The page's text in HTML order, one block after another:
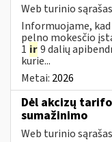
Web turinio sąrašas
Informuojame,
pelno mokesčio
1 ir9 dalių
kurie...
Metai: 2026
Dėl akcizų
sumažinimo
Web turinio sąrašas